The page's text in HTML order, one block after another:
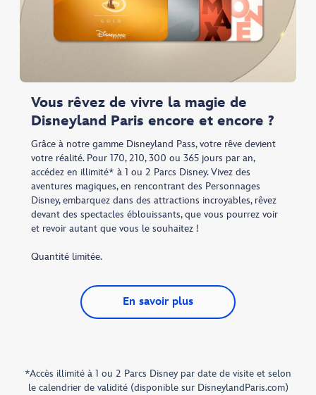
Vous rêvez de vivre la magie de
Disneyland Paris encore et encore ?
Grâce à notre gamme Disneyland Pass, votre rêve devient
votre réalité. Pour 170, 210, 300 ou 365 jours par an,
accédez en illimité* à 1 ou 2 Parcs Disney. Vivez des
aventures magiques, en rencontrant des Personnages
Disney, embarquez dans des attractions incroyables, rêvez
devant des spectacles éblouissants, que vous pourrez voir
et revoir autant que vous le souhaitez !
Quantité limitée.
En savoir plus
*Accès illimité à 1 ou 2 Parcs Disney par date de visite et selon
le calendrier de validité (disponible sur DisneylandParis.com)